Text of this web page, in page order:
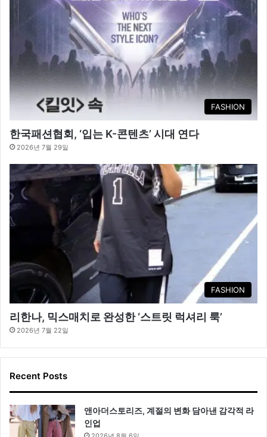
FASHION
한국패션협회, ‘입는 K-콘텐츠’ 시대 연다
2026년 7월 29일
FASHION
리한나, 믹스매치로 완성한 ‘스트릿 럭셔리 룩’
2026년 7월 22일
Recent Posts
앤아더스토리즈, 계절의 변화 담아낸 감각적 라
인업